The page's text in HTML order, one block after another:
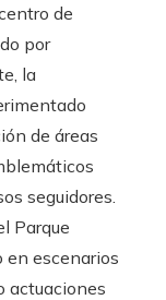
de
por
la
de áreas
seguidores.
Parque
en escenarios
actuaciones